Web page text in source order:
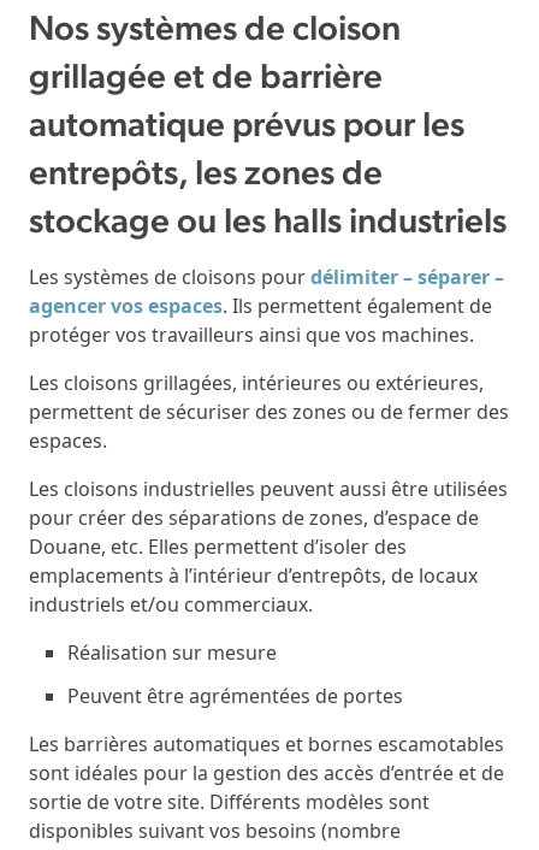
Nos systèmes de cloison
grillagée et de barrière
automatique prévus pour les
entrepôts, les zones de
stockage ou les halls industriels
Les systèmes de cloisons pourdélimiter – séparer –
agencer vos espaces. Ils permettent également de
protéger vos travailleurs ainsi que vos machines.
Les cloisons grillagées, intérieures ou extérieures,
permettent de sécuriser des zones ou de fermer des
espaces.
Les cloisons industrielles peuvent aussi être utilisées
pour créer des séparations de zones, d’espace de
Douane, etc. Elles permettent d’isoler des
emplacements à l’intérieur d’entrepôts, de locaux
industriels et/ou commerciaux.
Réalisation sur mesure
Peuvent être agrémentées de portes
Les barrières automatiques et bornes escamotables
sont idéales pour la gestion des accès d’entrée et de
sortie de votre site. Différents modèles sont
disponibles suivant vos besoins (nombre